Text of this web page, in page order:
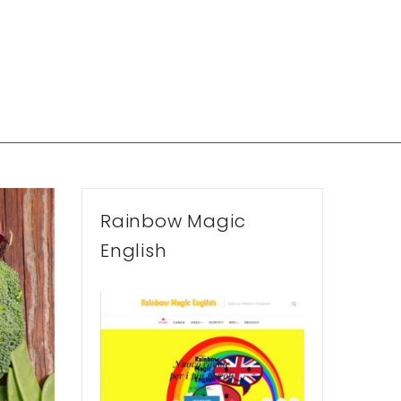
Rainbow Magic
English